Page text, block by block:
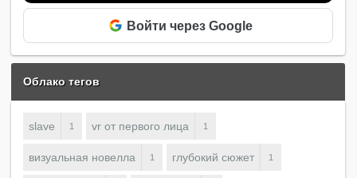
Войти через Google
Облако тегов
slave 1 vr от первого лица 1
визуальная новелла 1 глубокий сюжет 1